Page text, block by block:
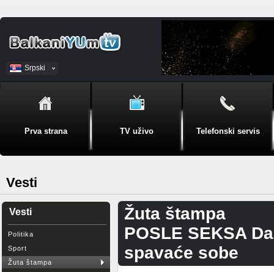
Srpski
BiH
Prva strana TV uživo Telefonski servis
Vesti
Vesti
Politika
Sport
Žuta štampa
Žuta štampa
POSLE SEKSA
spavaće sobe